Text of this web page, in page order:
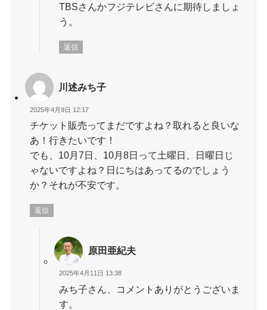
TBSさんかフジテレビさんに期待しましょ
う。
返信
川述みち子
2025年4月9日 12:17
チケット販売ってまだですよね？取れると良いな
あ！行きたいです！
でも、10月7日、10月8日って土曜日、日曜日じ
ゃないですよね？日にちはあってるのでしょう
か？それが不安です。
返信
原田亜紀夫
2025年4月11日 13:38
みち子さん、コメントありがとうございま
す。